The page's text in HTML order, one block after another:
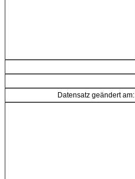
Datensatz geändert am: